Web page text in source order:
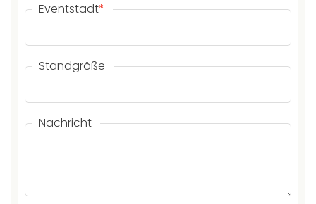
Eventstadt*
Standgröße
Nachricht